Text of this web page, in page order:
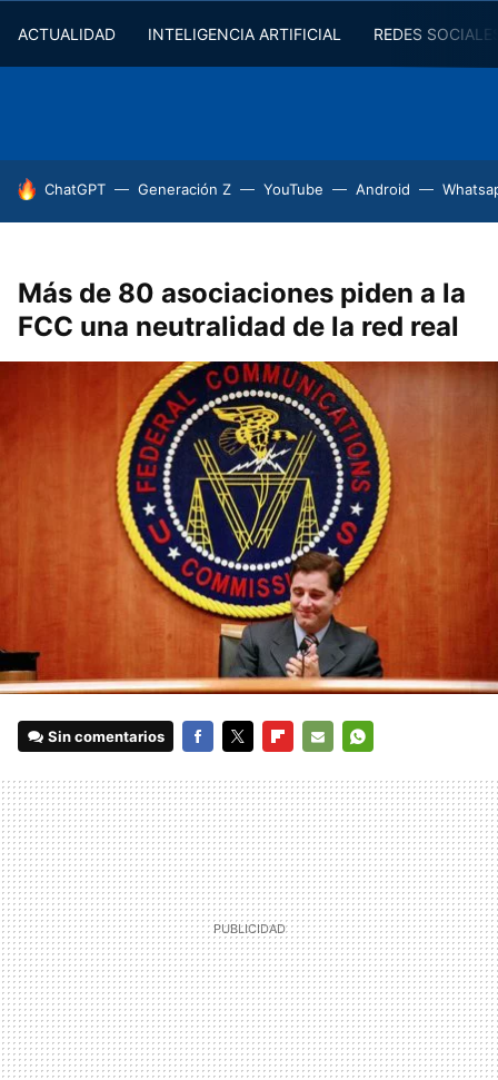
ACTUALIDAD INTELIGENCIA ARTIFICIAL REDES
HOY SE HABLA DE
ChatGPT Generación Z YouTube Android
Más de 80 asociaciones piden a la
FCC una neutralidad de la red real
Sin comentarios
MAIL